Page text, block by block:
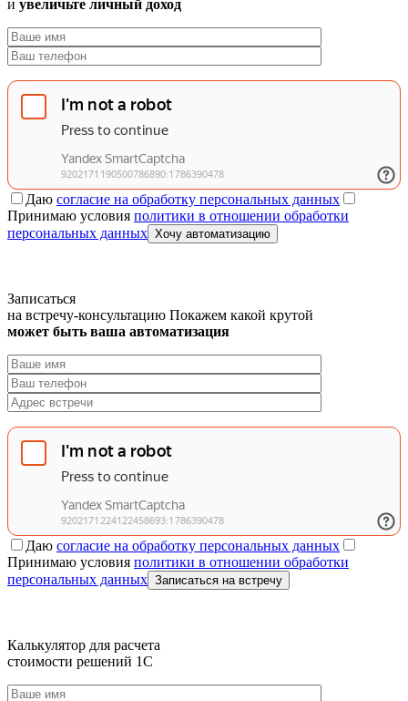
и увеличьте личный доход
Даю согласие на обработку персональных данных
Принимаю условия политики в отношении обработки
персональных данных Хочу автоматизацию
Записаться
на встречу-консультацию Покажем какой крутой
может быть ваша автоматизация
Даю согласие на обработку персональных данных
Принимаю условия политики в отношении обработки
персональных данных Записаться на встречу
Калькулятор для расчета
стоимости решений 1C